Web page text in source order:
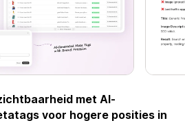
met AI-
voor hogere posities in